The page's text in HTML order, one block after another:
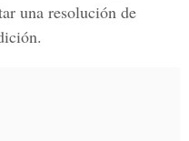
una resolución de